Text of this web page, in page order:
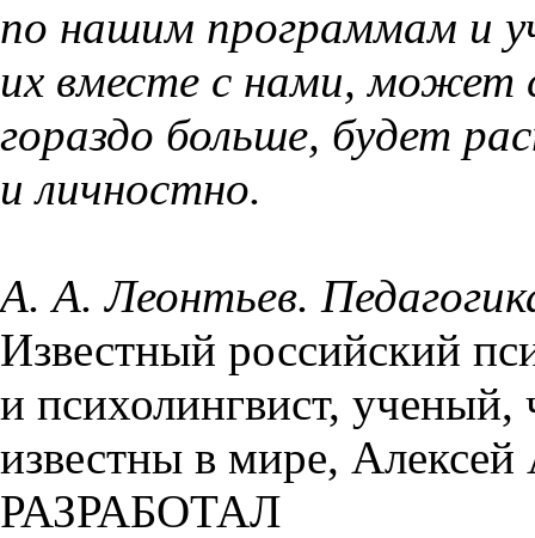
по нашим программам и
их вместе с нами, может
гораздо больше, будет
и личностно.
А. А. Леонтьев.
Известный российский
и психолингвист,
известны в мире, Алексей
РАЗРАБОТАЛ